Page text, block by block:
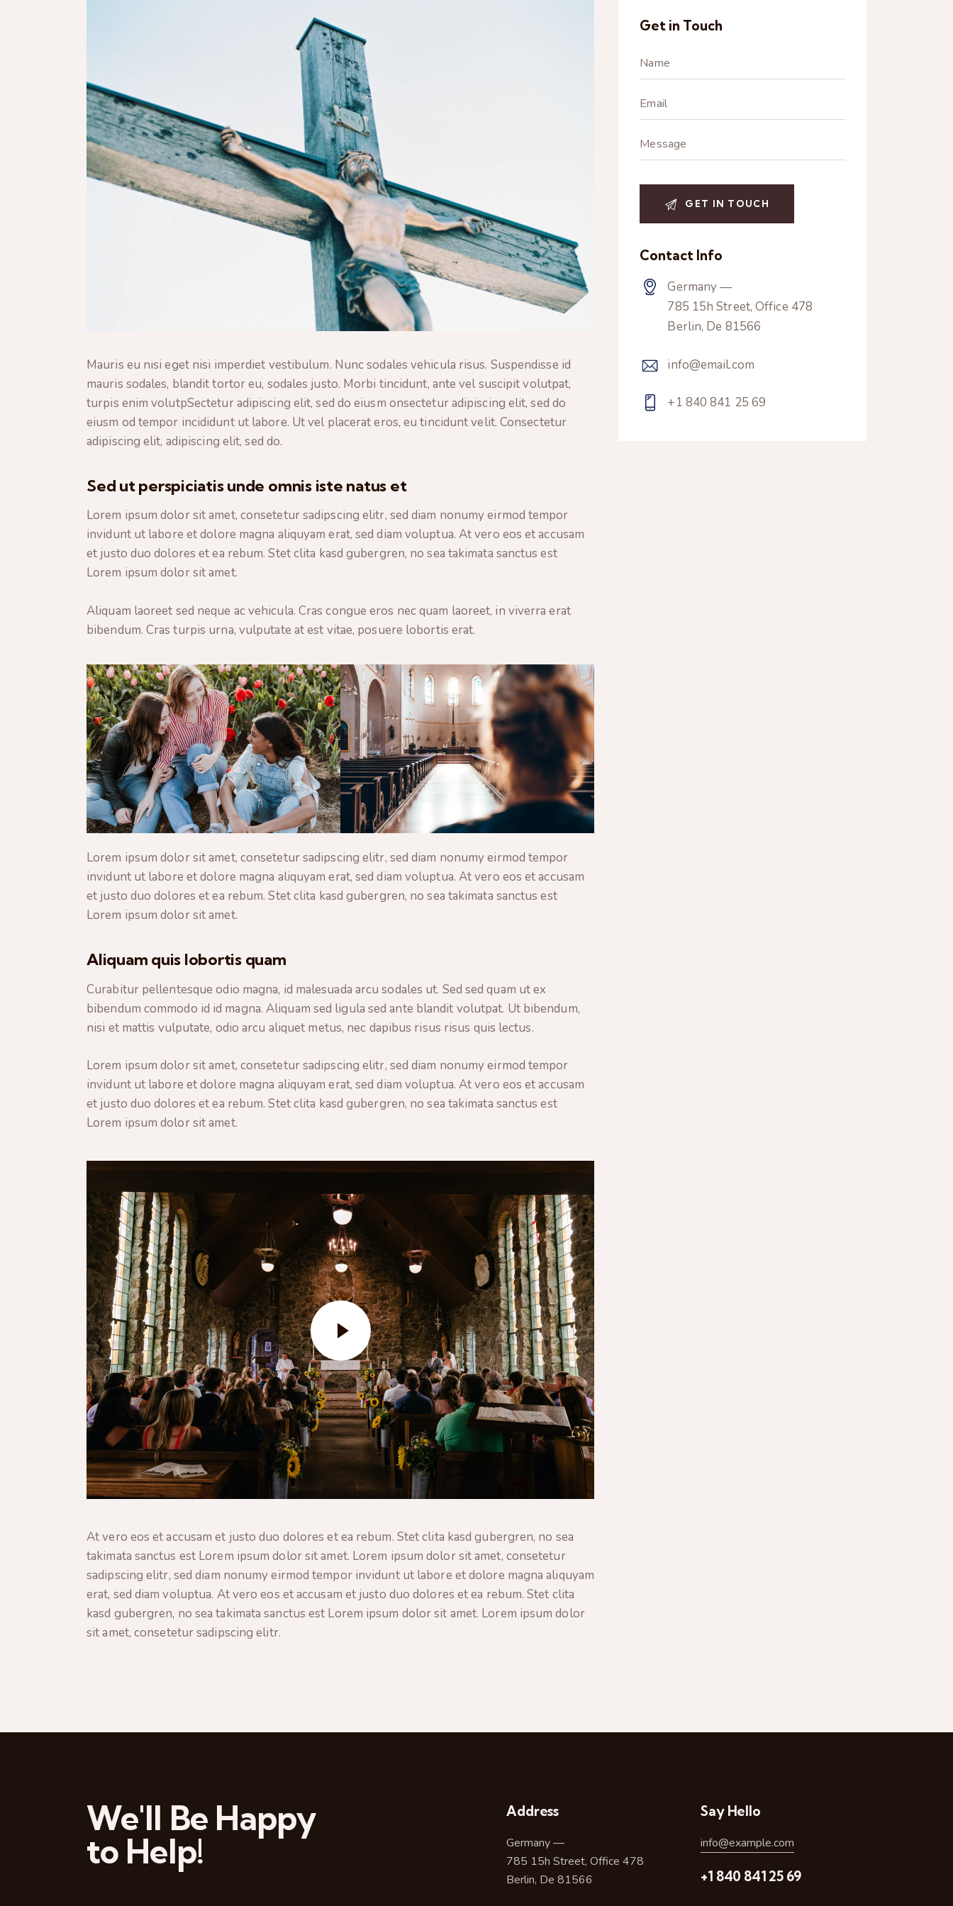
Mauris eu nisi eget nisi imperdiet vestibulum. Nunc sodales vehicula risus. Suspendisse id
mauris sodales, blandit tortor eu, sodales justo. Morbi tincidunt, ante vel suscipit volutpat,
turpis enim volutpSectetur adipiscing elit, sed do eiusm onsectetur adipiscing elit, sed do
eiusm od tempor incididunt ut labore. Ut vel placerat eros, eu tincidunt velit. Consectetur
adipiscing elit, adipiscing elit, sed do.
Sed ut perspiciatis unde omnis iste natus et
Lorem ipsum dolor sit amet, consetetur sadipscing elitr, sed diam nonumy eirmod tempor
invidunt ut labore et dolore magna aliquyam erat, sed diam voluptua. At vero eos et accusam
et justo duo dolores et ea rebum. Stet clita kasd gubergren, no sea takimata sanctus est
Lorem ipsum dolor sit amet.
Aliquam laoreet sed neque ac vehicula. Cras congue eros nec quam laoreet, in viverra erat
bibendum. Cras turpis urna, vulputate at est vitae, posuere lobortis erat.
Lorem ipsum dolor sit amet, consetetur sadipscing elitr, sed diam nonumy eirmod tempor
invidunt ut labore et dolore magna aliquyam erat, sed diam voluptua. At vero eos et accusam
et justo duo dolores et ea rebum. Stet clita kasd gubergren, no sea takimata sanctus est
Lorem ipsum dolor sit amet.
Aliquam quis lobortis quam
Curabitur pellentesque odio magna, id malesuada arcu sodales ut. Sed sed quam ut ex
bibendum commodo id id magna. Aliquam sed ligula sed ante blandit volutpat. Ut bibendum,
nisi et mattis vulputate, odio arcu aliquet metus, nec dapibus risus risus quis lectus.
Lorem ipsum dolor sit amet, consetetur sadipscing elitr, sed diam nonumy eirmod tempor
invidunt ut labore et dolore magna aliquyam erat, sed diam voluptua. At vero eos et accusam
et justo duo dolores et ea rebum. Stet clita kasd gubergren, no sea takimata sanctus est
Lorem ipsum dolor sit amet.
At vero eos et accusam et justo duo dolores et ea rebum. Stet clita kasd gubergren, no sea
takimata sanctus est Lorem ipsum dolor sit amet. Lorem ipsum dolor sit amet, consetetur
sadipscing elitr, sed diam nonumy eirmod tempor invidunt ut labore et dolore magna aliquyam
erat, sed diam voluptua. At vero eos et accusam et justo duo dolores et ea rebum. Stet clita
kasd gubergren, no sea takimata sanctus est Lorem ipsum dolor sit amet. Lorem ipsum dolor
sit amet, consetetur sadipscing elitr.
Get in Touch
Contact Info
Germany —
785 15h Street, Office 478
Berlin, De 81566
info@email.com
+1 840 841 25 69
We'll Be Happy
to Help!
Address
Germany —
785 15h Street, Office 478
Berlin, De 81566
Say Hello
info@example.com
+1 840 841 25 69